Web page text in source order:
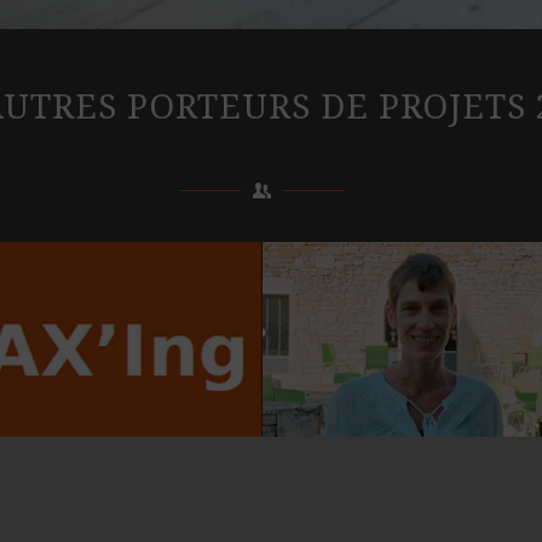
PORTEURS DE